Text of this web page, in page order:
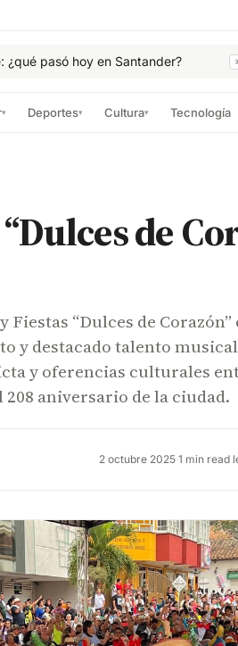
¿qué pasó hoy en Santander?
▾ Deportes▾ Cultura▾ Tecnología
de
“Dulces de Corazón”
y destacado talento
y oferencias culturales
aniversario de la ciudad.
2 octubre 2025·1 min read